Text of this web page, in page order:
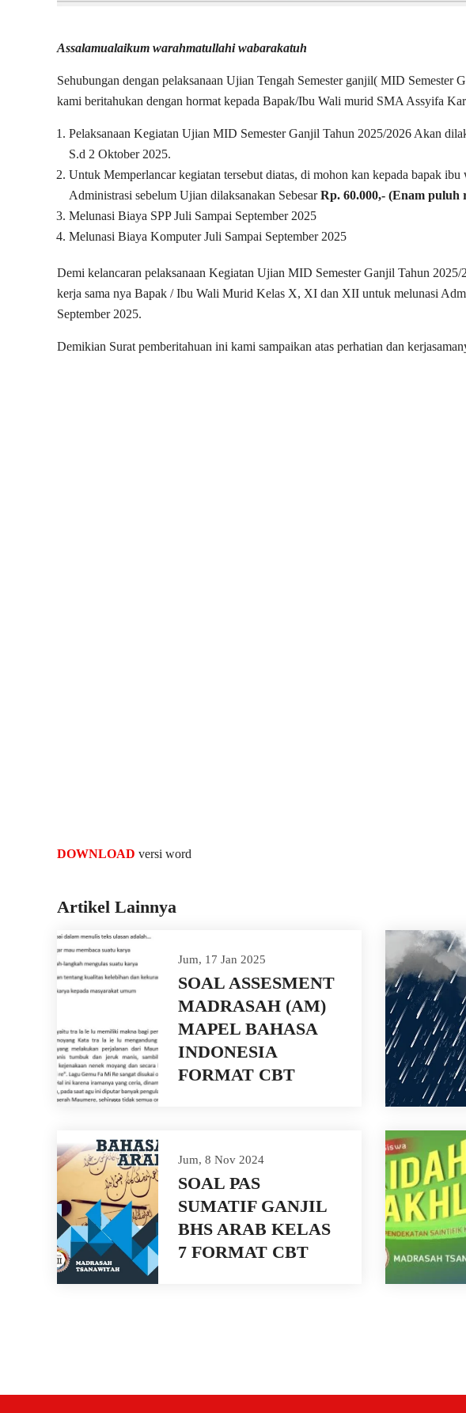
Assalamualaikum warahmatullahi wabarakatuh
Sehubungan dengan pelaksanaan Ujian Tengah Semester ganjil( MID Semester
kami beritahukan dengan hormat kepada Bapak/Ibu Wali murid SMA Assyifa
Pelaksanaan Kegiatan Ujian MID Semester Ganjil Tahun 2025/2026 Akan
S.d 2 Oktober 2025.
Untuk Memperlancar kegiatan tersebut diatas, di mohon kan kepada bapak
Administrasi sebelum Ujian dilaksanakan SebesarRp. 60.000,- (Enam
Melunasi Biaya SPP Juli Sampai September 2025
Melunasi Biaya Komputer Juli Sampai September 2025
Demi kelancaran pelaksanaan Kegiatan Ujian MID Semester Ganjil Tahun
kerja sama nya Bapak / Ibu Wali Murid Kelas X, XI dan XII untuk melunasi
September 2025.
Demikian Surat pemberitahuan ini kami sampaikan atas perhatian dan
DOWNLOAD versi word
Artikel Lainnya
Jum, 17 Jan 2025
SOAL ASSESMENT
MADRASAH (AM)
MAPEL BAHASA
INDONESIA
FORMAT CBT
Jum, 8 Nov 2024
SOAL PAS
SUMATIF GANJIL
BHS ARAB KELAS
7 FORMAT CBT